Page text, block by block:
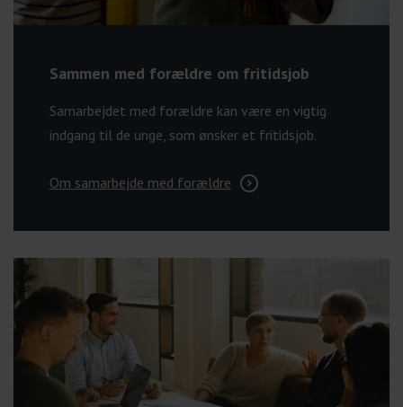
Sammen med forældre om fritidsjob
Samarbejdet med forældre kan være en vigtig
indgang til de unge, som ønsker et fritidsjob.
Om samarbejde med forældre